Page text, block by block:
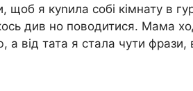
щоб я куnила собі кімнату в
див но поводитися. Мама
від тата я стала чути фрази,